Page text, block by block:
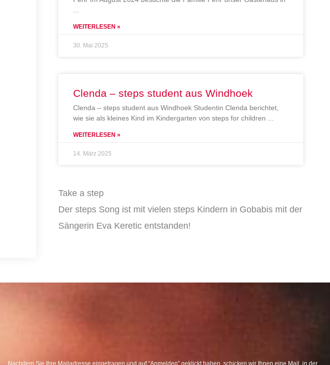
WEITERLESEN »
30. Mai 2025
Clenda – steps student aus Windhoek
Clenda – steps student aus Windhoek Studentin Clenda berichtet,
wie sie als kleines Kind im Kindergarten von steps for children
WEITERLESEN »
14. März 2025
Take a step
Der steps Song ist mit vielen steps Kindern in Gobabis mit der
Sängerin Eva Keretic entstanden!
Nachdem Sie Ihre Mailadresse eingetragen und auf “Anmelden” geklickt haben, schicken wir Ihnen eine Mail, in der